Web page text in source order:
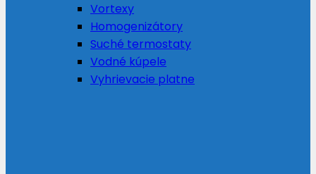
Vortexy
Homogenizátory
Suché termostaty
Vodné kúpele
Vyhrievacie platne